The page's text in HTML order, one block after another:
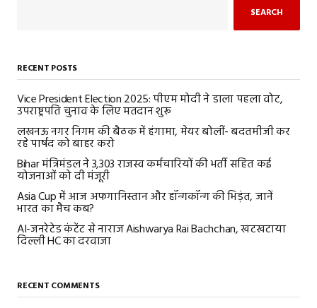
SEARCH
RECENT POSTS
Vice President Election 2025: पीएम मोदी ने डाला पहला वोट,
उपराष्ट्रपति चुनाव के लिए मतदान शुरू
लखनऊ नगर निगम की बैठक में हंगामा, मेयर बोलीं- बदतमीजी कर
रहे पार्षद को बाहर करो
Bihar मंत्रिमंडल ने 3,303 राजस्व कर्मचारियों की भर्ती सहित कई
योजनाओं को दी मंजूरी
Asia Cup में आज अफगानिस्तान और हॉन्गकॉन्ग की भिड़ंत, जानें
भारत का मैच कब?
AI-जनरेटेड कंटेंट से नाराज Aishwarya Rai Bachchan, खटखटाया
दिल्ली HC का दरवाजा
RECENT COMMENTS